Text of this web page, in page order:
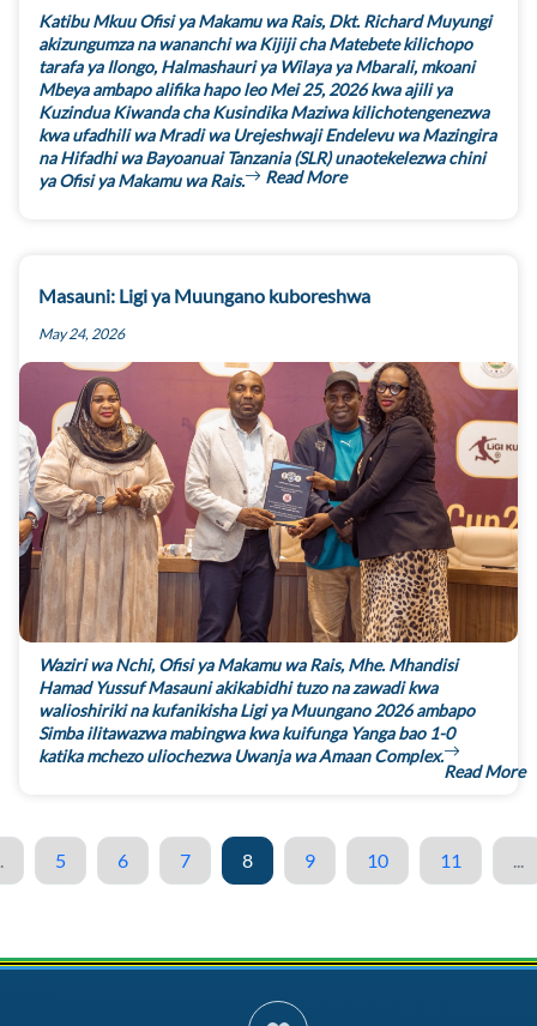
Katibu Mkuu Ofisi ya Makamu wa Rais, Dkt. Richard Muyungi
akizungumza na wananchi wa Kijiji cha Matebete kilichopo
tarafa ya Ilongo, Halmashauri ya Wilaya ya Mbarali, mkoani
Mbeya ambapo alifika hapo leo Mei 25, 2026 kwa ajili ya
Kuzindua Kiwanda cha Kusindika Maziwa kilichotengenezwa
kwa ufadhili wa Mradi wa Urejeshwaji Endelevu wa Mazingira
na Hifadhi wa Bayoanuai Tanzania (SLR) unaotekelezwa chini
ya Ofisi ya Makamu wa Rais.
Read More
Masauni: Ligi ya Muungano kuboreshwa
May 24, 2026
Waziri wa Nchi, Ofisi ya Makamu wa Rais, Mhe. Mhandisi
Hamad Yussuf Masauni akikabidhi tuzo na zawadi kwa
walioshiriki na kufanikisha Ligi ya Muungano 2026 ambapo
Simba ilitawazwa mabingwa kwa kuifunga Yanga bao 1-0
katika mchezo uliochezwa Uwanja wa Amaan Complex.
Read More
5 6 7 8 9 10 11 ...